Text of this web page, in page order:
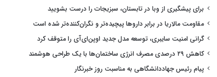
برای پیشگیری از وبا در تابستان، سبزیجات را درست بشویید
مقاومت مالاریا در برابر داروها پیچیده‌تر و نگران‌کننده‌تر شده است
گرانی امنیت سایبری، توسعه مدل جدید اوپن‌ای‌آی را متوقف کرد
کاهش ۲۹ درصدی مصرف انرژی ساختمان‌ها با یک طراحی هوشمند
پیام رئیس جهاددانشگاهی به مناسبت روز خبرنگار